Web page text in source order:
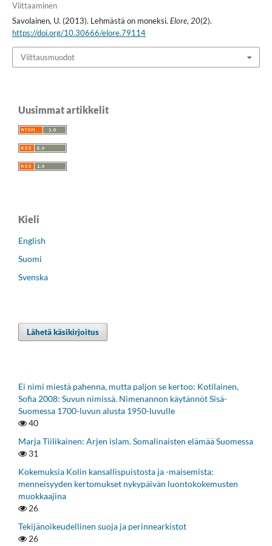
Viittaaminen
Savolainen, U. (2013). Lehmästä on moneksi. Elore, 20(2).
https://doi.org/10.30666/elore.79114
Viittausmuodot
Uusimmat artikkelit
Kieli
English
Suomi
Svenska
Lähetä käsikirjoitus
Ei nimi miestä pahenna, mutta paljon se kertoo: Kotilainen,
Sofia 2008: Suvun nimissä. Nimenannon käytännöt Sisä-
Suomessa 1700-luvun alusta 1950-luvulle
40
Marja Tiilikainen: Arjen islam. Somalinaisten elämää Suomessa
31
Kokemuksia Kolin kansallispuistosta ja -maisemista:
menneisyyden kertomukset nykypäivän luontokokemusten
muokkaajina
26
Tekijänoikeudellinen suoja ja perinnearkistot
26